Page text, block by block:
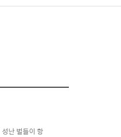
난 벌들이 항